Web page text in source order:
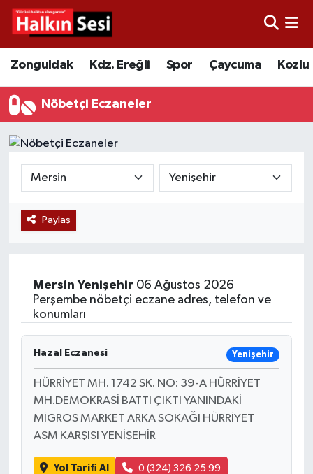
Zonguldak Kdz. Ereğli Spor Çaycuma Kozlu
Nöbetçi Eczaneler
Paylaş
Mersin Yenişehir 06 Ağustos 2026
Perşembe nöbetçi eczane adres, telefon ve
konumları
Hazal Eczanesi Yenişehir
HÜRRİYET MH. 1742 SK. NO: 39-A HÜRRİYET
MH.DEMOKRASİ BATTI ÇIKTI YANINDAKİ
MİGROS MARKET ARKA SOKAĞI HÜRRİYET
ASM KARŞISI YENİŞEHİR
Yol Tarifi Al 0 (324) 326 25 99
Video
Yazarlar
Çaycuma
KDZ. Ereğli
Alaplı
Asayiş
Karabük
Devrek
Bolu
ÇEVRE
Merkez Hava Durumu
Merkez Trafik Yoğunluk Haritası
Tüm Manşetler
Son Dakika Haberleri